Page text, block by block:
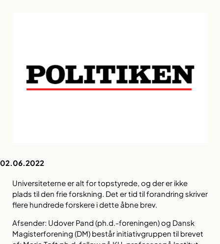
02.06.2022
Universiteterne er alt for topstyrede, og der er ikke
plads til den frie forskning. Det er tid til forandring skriver
flere hundrede forskere i dette åbne brev.
Afsender: Udover Pand (ph.d.-foreningen) og Dansk
Magisterforening (DM) består initiativgruppen til brevet